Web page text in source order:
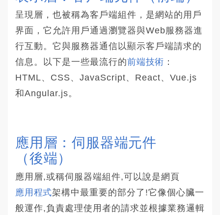
呈現層，也被稱為客戶端組件，是網站的用戶
界面，它允許用戶通過瀏覽器與Web服務器進
行互動。它與服務器通信以顯示客戶端請求的
信息。以下是一些最流行的前端技術 ：
HTML、CSS、JavaScript、React、Vue.js
和Angular.js。
應用層：伺服器端元件
（後端）
應用層,或稱伺服器端組件,可以說是網頁
應用程式架構中最重要的部分了!它像個心臟一
般運作,負責處理使用者的請求並根據業務邏輯